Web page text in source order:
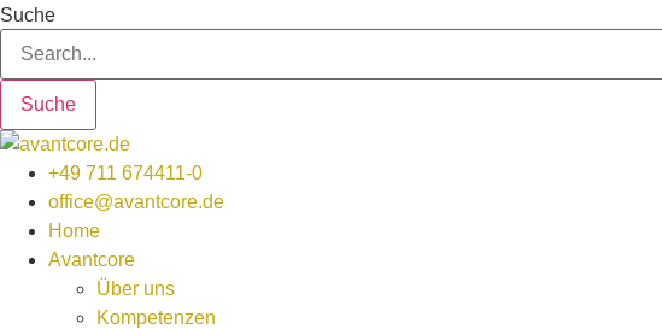
Zum
Inhalt
Suche
Suche
+49 711 674411-0
office@avantcore.de
Home
Avantcore
Über uns
Kompetenzen